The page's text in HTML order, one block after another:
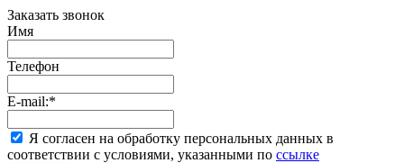
Заказать звонок
Имя
Телефон
E-mail:*
Я согласен на обработку персональных данных в
соответствии с условиями, указанными по ссылке